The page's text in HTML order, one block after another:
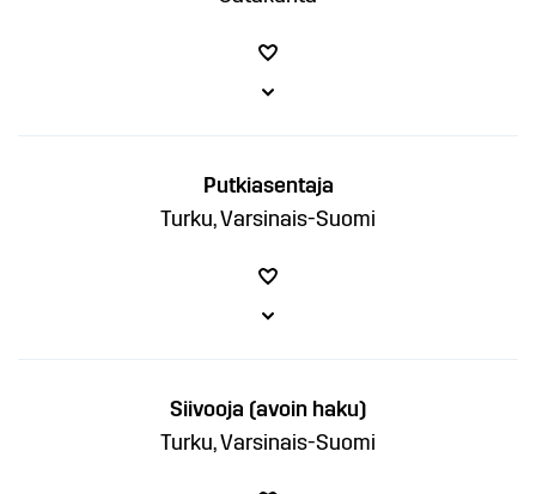
Putkiasentaja
Turku, Varsinais-Suomi
Siivooja (avoin haku)
Turku, Varsinais-Suomi